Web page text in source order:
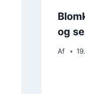
og
Af